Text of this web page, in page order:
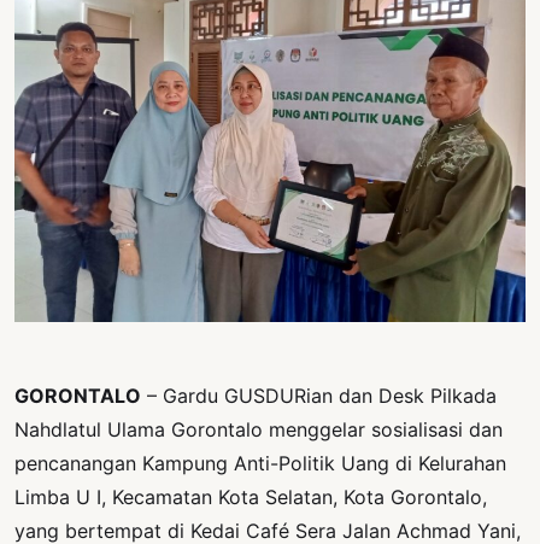
GORONTALO – Gardu GUSDURian dan Desk Pilkada
Nahdlatul Ulama Gorontalo menggelar sosialisasi dan
pencanangan Kampung Anti-Politik Uang di Kelurahan
Limba U I, Kecamatan Kota Selatan, Kota Gorontalo,
yang bertempat di Kedai Café Sera Jalan Achmad Yani,